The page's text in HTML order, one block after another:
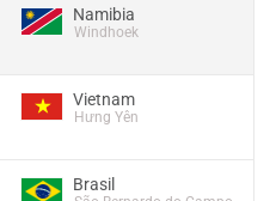
Namibia
Windhoek
Vietnam
Hưng Yên
Brasil